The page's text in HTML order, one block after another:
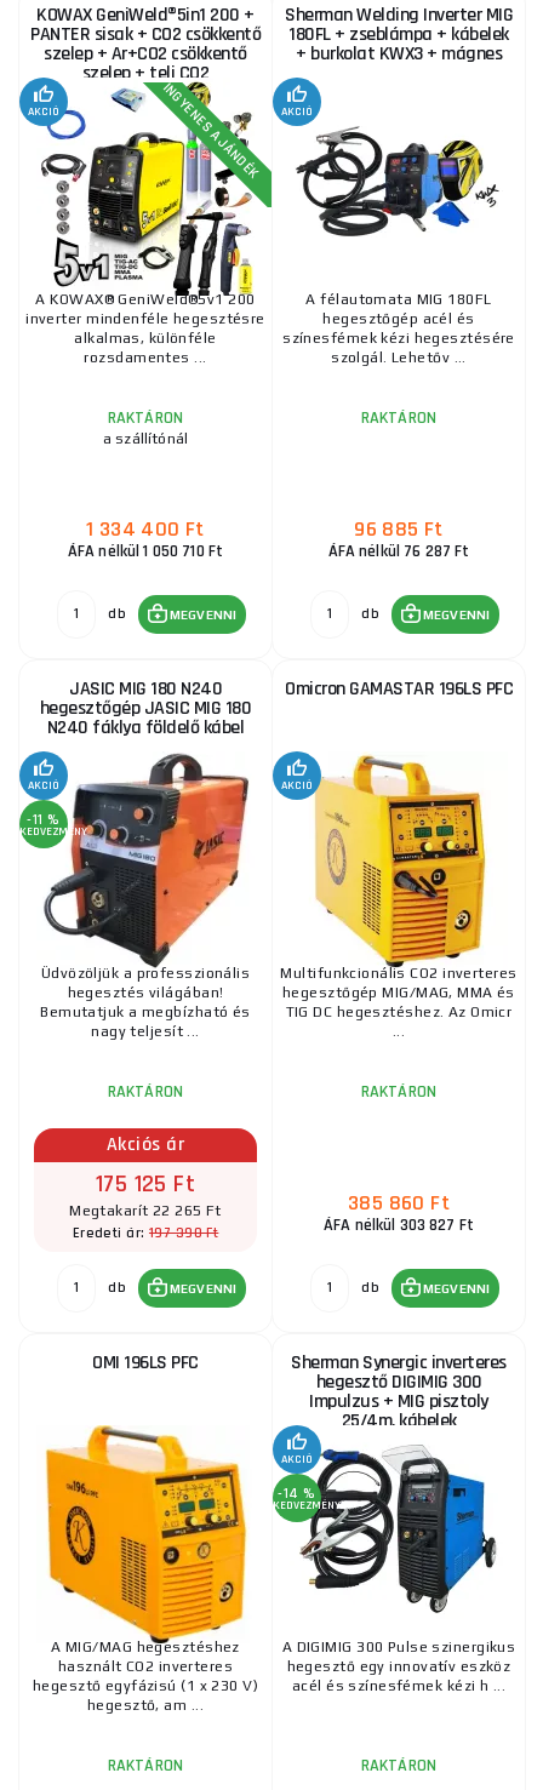
KOWAX GeniWeld®5in1 200 +
PANTER sisak + CO2 csökkentő
szelep + Ar+CO2 csökkentő
szelep + teli CO2
nyomáspalack 8l
AKCIÓ INGYENES AJÁNDÉK
A KOWAX® GeniWeld®5v1 200
inverter mindenféle hegesztésre
alkalmas, különféle
rozsdamentes ...
RAKTÁRON
a szállítónál
1 334 400 Ft
ÁFA nélkül 1 050 710 Ft
db MEGVENNI
Sherman Welding Inverter MIG
180FL + zseblámpa + kábelek
+ burkolat KWX3 + mágnes
AKCIÓ
A félautomata MIG 180FL
hegesztőgép acél és
színesfémek kézi hegesztésére
szolgál. Lehetőv ...
RAKTÁRON
96 885 Ft
ÁFA nélkül 76 287 Ft
db MEGVENNI
JASIC MIG 180 N240
hegesztőgép JASIC MIG 180
N240 fáklya földelő kábel
AKCIÓ
-11 %
KEDVEZMÉNY
Üdvözöljük a professzionális
hegesztés világában!
Bemutatjuk a megbízható és
nagy teljesít ...
RAKTÁRON
Akciós ár
175 125 Ft
Megtakarít 22 265 Ft
Eredeti ár: 197 390 Ft
db MEGVENNI
Omicron GAMASTAR 196LS PFC
AKCIÓ
Multifunkcionális CO2 inverteres
hegesztőgép MIG/MAG, MMA és
TIG DC hegesztéshez. Az Omicr
...
RAKTÁRON
385 860 Ft
ÁFA nélkül 303 827 Ft
db MEGVENNI
OMI 196LS PFC
A MIG/MAG hegesztéshez
használt CO2 inverteres
hegesztő egyfázisú (1 x 230 V)
hegesztő, am ...
RAKTÁRON
Sherman Synergic inverteres
hegesztő DIGIMIG 300
Impulzus + MIG pisztoly
25/4m, kábelek
AKCIÓ
-14 %
KEDVEZMÉNY
A DIGIMIG 300 Pulse szinergikus
hegesztő egy innovatív eszköz
acél és színesfémek kézi h ...
RAKTÁRON